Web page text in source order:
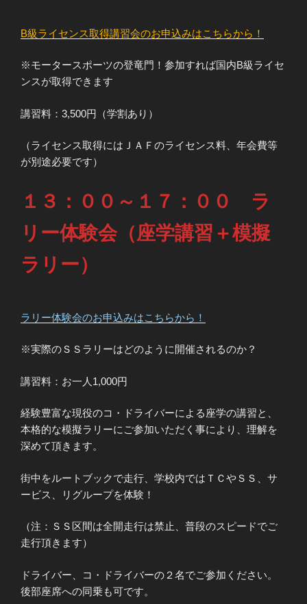
B級ライセンス取得講習会のお申込みはこちらから！
※モータースポーツの登竜門！参加すれば国内B級ライセ
ンスが取得できます
講習料：3,500円（学割あり）
（ライセンス取得にはＪＡＦのライセンス料、年会費等
が別途必要です）
１３：００～１７：００ ラ
リー体験会（座学講習＋模擬
ラリー）
ラリー体験会のお申込みはこちらから！
※実際のＳＳラリーはどのように開催されるのか？
講習料：お一人1,000円
経験豊富な現役のコ・ドライバーによる座学の講習と、
本格的な模擬ラリーにご参加いただく事により、理解を
深めて頂きます。
街中をルートブックで走行、学校内ではＴＣやＳＳ、サ
ービス、リグループを体験！
（注：ＳＳ区間は全開走行は禁止、普段のスピードでご
走行頂きます）
ドライバー、コ・ドライバーの２名でご参加ください。
後部座席への同乗も可です。